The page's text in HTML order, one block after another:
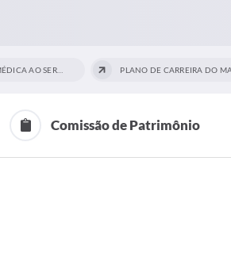
ASSISTÊNCIA MÉDICA AO SERVIDOR
Comissão de Patrimônio